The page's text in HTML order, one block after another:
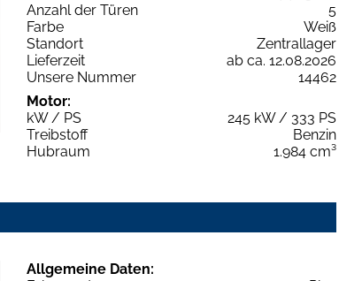
Anzahl der Türen
5
Farbe
Weiß
Standort
Zentrallager
Lieferzeit
ab ca. 12.08.2026
Unsere Nummer
14462
Motor:
kW / PS
245 kW / 333 PS
Treibstoff
Benzin
Hubraum
1.984 cm³
Allgemeine Daten: